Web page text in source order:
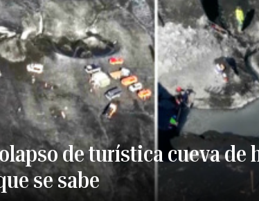
de turística cueva de
se sabe